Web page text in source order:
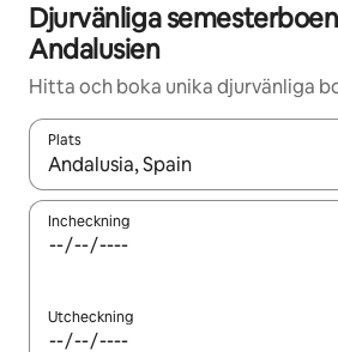
Djurvänliga
Andalusien
Hitta och boka unika djurvänliga
Plats
När resultaten är tillgängliga kan du
Incheckning
Utcheckning